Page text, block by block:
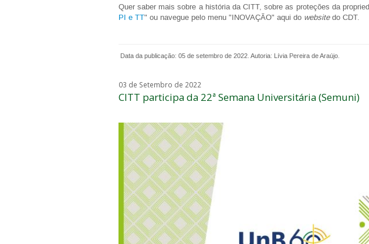
Quer saber mais sobre a história da CITT, sobre as proteções da
PI e TT" ou navegue pelo menu "INOVAÇÃO" aqui do websitedo CDT.
Data da publicação: 05 de setembro de 2022. Autoria: Lívia Pereira de Araújo.
03 de Setembro de 2022
CITT participa da 22ª Semana Universitária (Semuni)